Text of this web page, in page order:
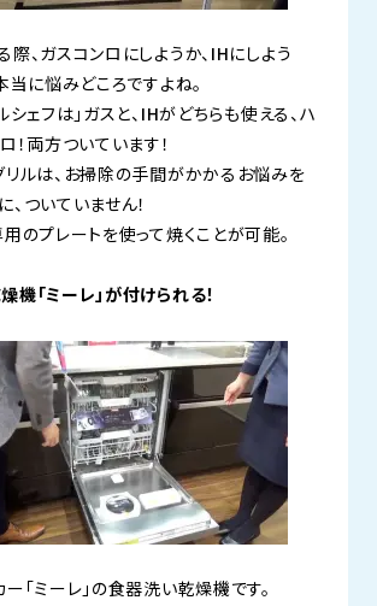
、ガスコンロにしようか、IHにしよう
当に悩みどころですよね。
シェフは」ガスと、IHがどちらも使える、ハ
！両方ついています！
リルは、お掃除の手間がかかるお悩みを
ついていません！
のプレートを使って焼くことが可能。
「ミーレ」が付けられる！
「ミーレ」の食器洗い乾燥機です。